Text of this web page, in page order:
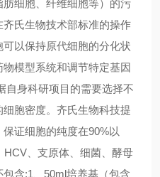
细胞、纤维细胞等）的污
氏生物技术部标准的操作
以保持原代细胞的分化状
模型系统和调节特定基因
自身科研项目的需要选择不
胞密度。齐氏生物科技提
证细胞的纯度在90%以
HCV、支原体、细菌、酵母
含:1、50ml培养基（包含